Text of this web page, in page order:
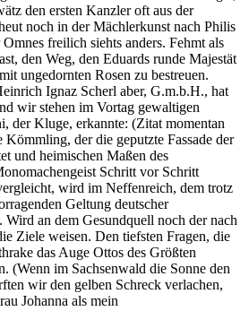
den ersten Kanzler oft aus der
noch in der Mächlerkunst nach Philis
freilich siehts anders. Fehmt als
den Weg, den Eduards runde Majestät
ungedornten Rosen zu bestreuen.
Ignaz Scherl aber, G.m.b.H., hat
wir stehen im Vortag gewaltigen
der Kluge, erkannte: (Zitat momentan
der die geputzte Fassade der
und heimischen Maßen des
Schritt vor Schritt
wird im Neffenreich, dem trotz
Geltung deutscher
an dem Gesundquell noch der nach
Ziele weisen. Den tiefsten Fragen, die
das Auge Ottos des Größten
(Wenn im Sachsenwald die Sonne den
wir den gelben Schreck verlachen,
Johanna als mein